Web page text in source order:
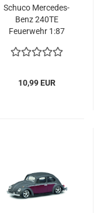
Schuco Mercedes-
Benz 240TE
Feuerwehr 1:87
10,99 EUR